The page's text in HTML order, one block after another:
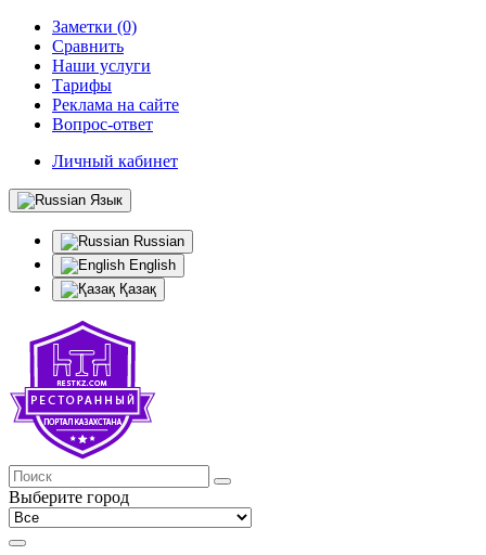
Заметки (0)
Сравнить
Наши услуги
Тарифы
Реклама на сайте
Вопрос-ответ
Личный кабинет
Язык
Russian
English
Қазақ
Выберите город